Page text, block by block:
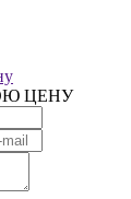
ЦЕНУ